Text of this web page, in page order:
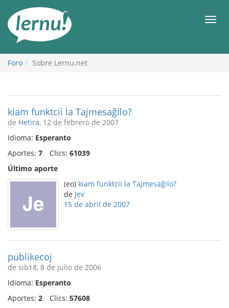
Foro Sobre Lernu.net
kiam funktcii la Tajmesaĝilo?
de Hetira, 12 de febrero de 2007
Idioma: Esperanto
Aportes: 7 Clics: 61039
Último aporte
(eo) kiam funktcii la Tajmesaĝilo?
de Jev
15 de abril de 2007
publikecoj
de sib18, 8 de julio de 2006
Idioma: Esperanto
Aportes: 2 Clics: 57608